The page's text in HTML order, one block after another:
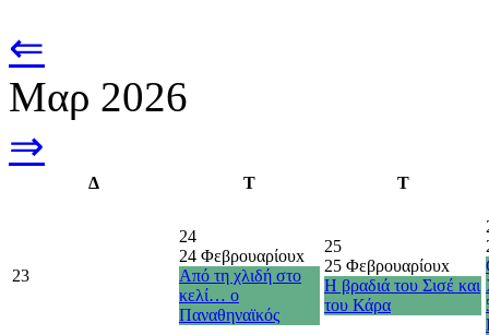
⇐
Μαρ 2026
⇒
Δ Τ Τ
23
24
24 Φεβρουαρίουx
Από τη χλιδή στο
κελί… ο
Παναθηναϊκός
25
25 Φεβρουαρίουx
Η βραδιά του Σισέ και
του Κάρα